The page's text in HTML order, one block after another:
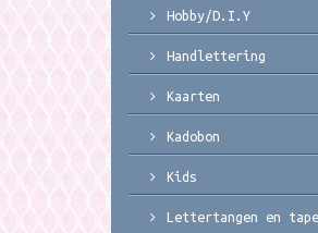
Hobby/D.I.Y
Handlettering
Kaarten
Kadobon
Kids
Lettertangen en tape